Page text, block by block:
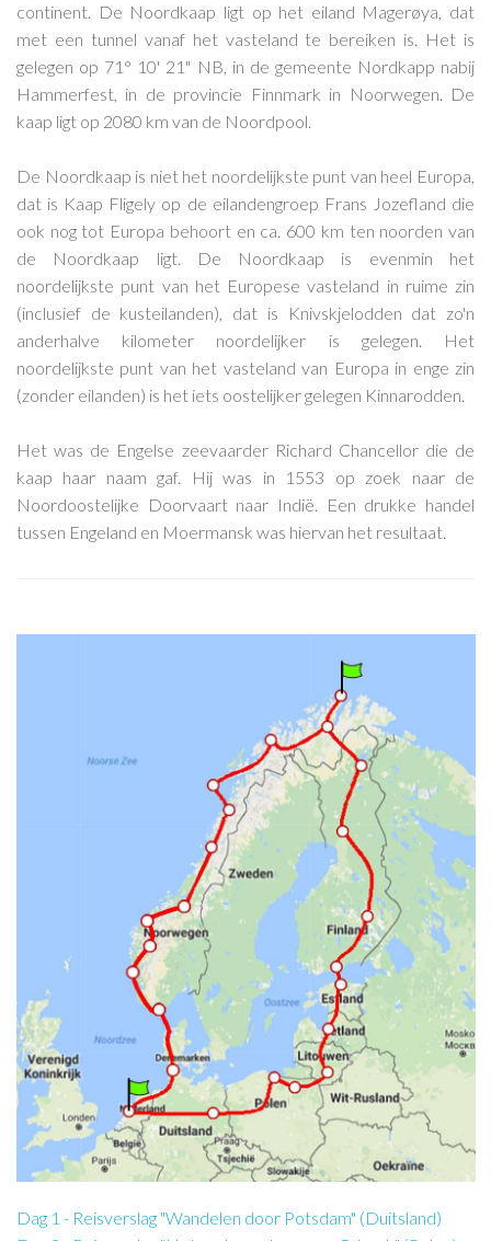
continent. De Noordkaap ligt op het eiland Magerøya, dat
met een tunnel vanaf het vasteland te bereiken is. Het is
gelegen op 71° 10' 21" NB, in de gemeente Nordkapp nabij
Hammerfest, in de provincie Finnmark in Noorwegen. De
kaap ligt op 2080 km van de Noordpool.
De Noordkaap is niet het noordelijkste punt van heel Europa,
dat is Kaap Fligely op de eilandengroep Frans Jozefland die
ook nog tot Europa behoort en ca. 600 km ten noorden van
de Noordkaap ligt. De Noordkaap is evenmin het
noordelijkste punt van het Europese vasteland in ruime zin
(inclusief de kusteilanden), dat is Knivskjelodden dat zo'n
anderhalve kilometer noordelijker is gelegen. Het
noordelijkste punt van het vasteland van Europa in enge zin
(zonder eilanden) is het iets oostelijker gelegen Kinnarodden.
Het was de Engelse zeevaarder Richard Chancellor die de
kaap haar naam gaf. Hij was in 1553 op zoek naar de
Noordoostelijke Doorvaart naar Indië. Een drukke handel
tussen Engeland en Moermansk was hiervan het resultaat.
Dag 1 - Reisverslag "Wandelen door Potsdam" (Duitsland)